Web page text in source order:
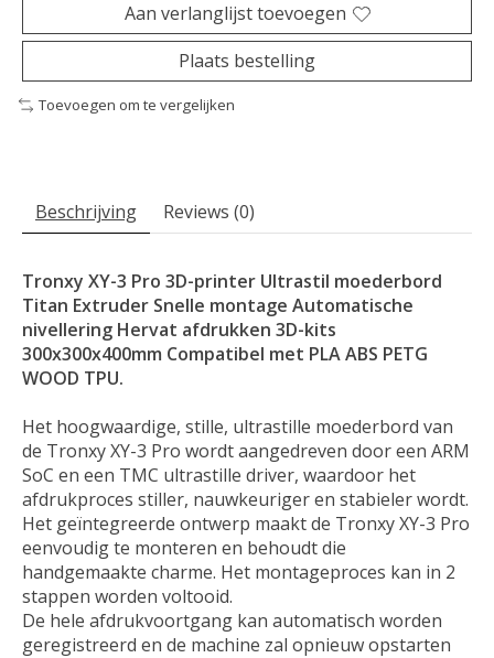
Aan verlanglijst toevoegen
Plaats bestelling
Toevoegen om te vergelijken
Beschrijving Reviews (0)
Tronxy XY-3 Pro 3D-printer Ultrastil moederbord
Titan Extruder Snelle montage Automatische
nivellering Hervat afdrukken 3D-kits
300x300x400mm Compatibel met PLA ABS PETG
WOOD TPU.
Het hoogwaardige, stille, ultrastille moederbord van
de Tronxy XY-3 Pro wordt aangedreven door een ARM
SoC en een TMC ultrastille driver, waardoor het
afdrukproces stiller, nauwkeuriger en stabieler wordt.
Het geïntegreerde ontwerp maakt de Tronxy XY-3 Pro
eenvoudig te monteren en behoudt die
handgemaakte charme. Het montageproces kan in 2
stappen worden voltooid.
De hele afdrukvoortgang kan automatisch worden
geregistreerd en de machine zal opnieuw opstarten